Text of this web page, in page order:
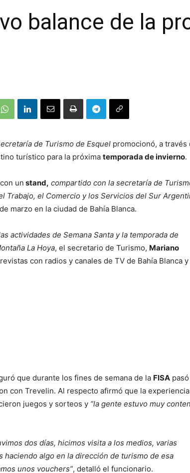
balance de la
de Turismo de Esquel promocionó, a través
turístico para la próxima temporada de invierno.
un stand, compartido con la secretaría de
Trabajo, el Comercio y los Servicios del Sur
marzo en la ciudad de Bahía Blanca.
actividades de Semana Santa y la temporada de
La Hoya, el secretario de Turismo, Mariano
con radios y canales de TV de Bahía Blanca y
que durante los fines de semana de la FISA pasó
con Trevelin. Al respecto afirmó que la experiencia
juegos y sorteos y “la gente estuvo muy
dos días, hicimos visita a los medios, varias
haciendo algo en la dirección de turismo de esa
unos vouchers”, detalló el funcionario.